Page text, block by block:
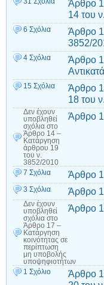
Άρθρο
14 του
6 Σχόλια
Άρθρο
3852/
4 Σχόλια
Άρθρο
15 Σχόλια
Άρθρο
18 του
Δεν έχουν
υποβληθεί
σχόλια στο
Άρθρο 14 –
Κατάργηση
άρθρου 19
του ν.
3852/2010
Άρθρο
7 Σχόλια Άρθρο
3 Σχόλια Άρθρο
Δεν έχουν
υποβληθεί
σχόλια στο
Άρθρο 17 –
Κατάργηση
κοινότητας σε
περίπτωση
μη υποβολής
υποψηφιοτήτων
Άρθρο
1 Σχόλιο
Άρθρο